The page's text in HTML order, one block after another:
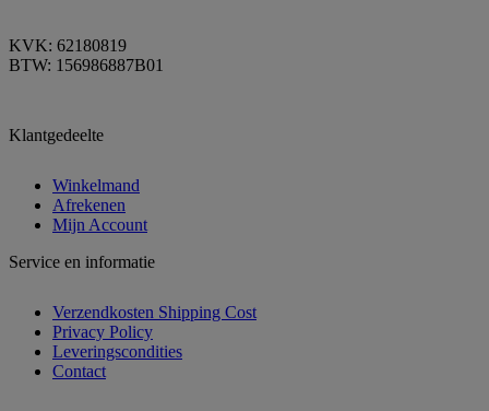
KVK: 62180819
BTW: 156986887B01
Klantgedeelte
Winkelmand
Afrekenen
Mijn Account
Service en informatie
Verzendkosten Shipping Cost
Privacy Policy
Leveringscondities
Contact